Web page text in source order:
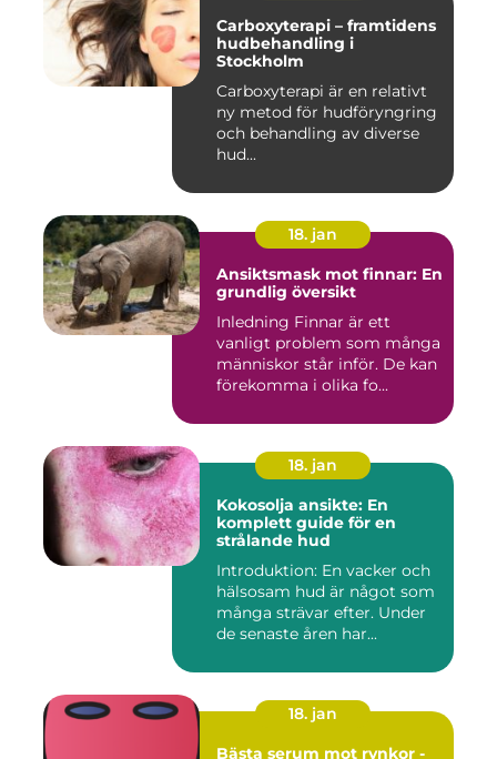
Carboxyterapi – framtidens
hudbehandling i
Stockholm
Carboxyterapi är en relativt
ny metod för hudföryngring
och behandling av diverse
hud...
18. jan
Ansiktsmask mot finnar: En
grundlig översikt
Inledning Finnar är ett
vanligt problem som många
människor står inför. De kan
förekomma i olika fo...
18. jan
Kokosolja ansikte: En
komplett guide för en
strålande hud
Introduktion: En vacker och
hälsosam hud är något som
många strävar efter. Under
de senaste åren har...
18. jan
Bästa serum mot rynkor -